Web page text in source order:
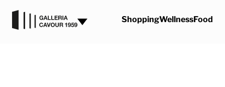
ShoppingWellnessFood